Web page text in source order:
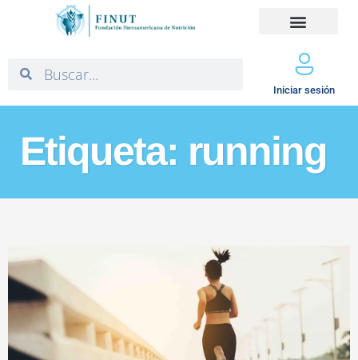
Iniciar sesión
Etiqueta: running